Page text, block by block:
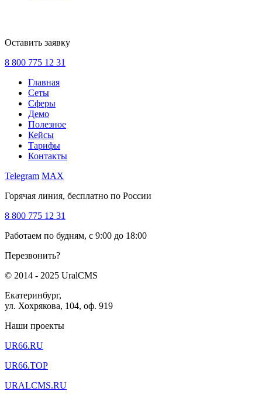
Оставить заявку
8 800 775 12 31
Главная
Сеты
Сферы
Демо
Полезное
Кейсы
Тарифы
Контакты
Telegram MAX
Горячая линия, бесплатно по России
8 800 775 12 31
Работаем по будням, с 9:00 до 18:00
Перезвонить?
© 2014 - 2025 UralCMS
Екатеринбург,
ул. Хохрякова, 104, оф. 919
Наши проекты
UR66.RU
UR66.TOP
URALCMS.RU